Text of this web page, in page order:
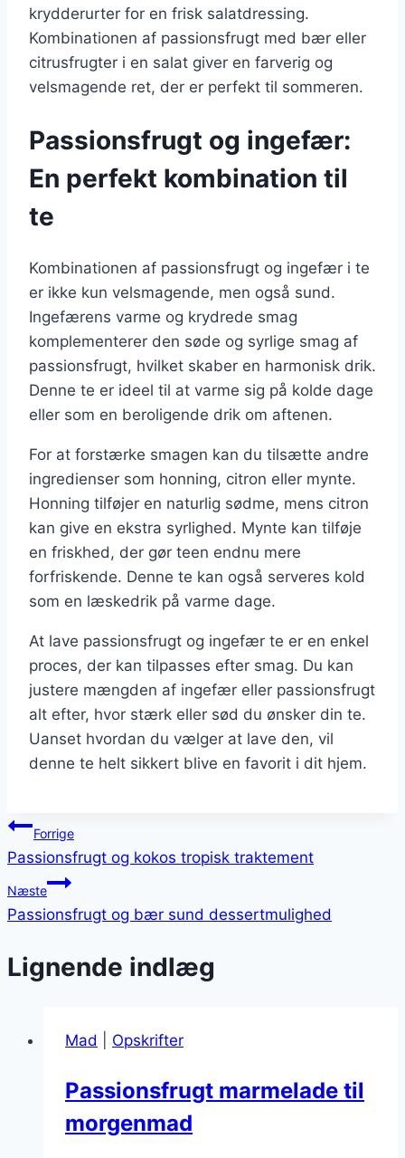
krydderurter for en frisk salatdressing.
Kombinationen af passionsfrugt med bær eller
citrusfrugter i en salat giver en farverig og
velsmagende ret, der er perfekt til sommeren.
Passionsfrugt og ingefær:
En perfekt kombination til
te
Kombinationen af passionsfrugt og ingefær i te
er ikke kun velsmagende, men også sund.
Ingefærens varme og krydrede smag
komplementerer den søde og syrlige smag af
passionsfrugt, hvilket skaber en harmonisk drik.
Denne te er ideel til at varme sig på kolde dage
eller som en beroligende drik om aftenen.
For at forstærke smagen kan du tilsætte andre
ingredienser som honning, citron eller mynte.
Honning tilføjer en naturlig sødme, mens citron
kan give en ekstra syrlighed. Mynte kan tilføje
en friskhed, der gør teen endnu mere
forfriskende. Denne te kan også serveres kold
som en læskedrik på varme dage.
At lave passionsfrugt og ingefær te er en enkel
proces, der kan tilpasses efter smag. Du kan
justere mængden af ingefær eller passionsfrugt
alt efter, hvor stærk eller sød du ønsker din te.
Uanset hvordan du vælger at lave den, vil
denne te helt sikkert blive en favorit i dit hjem.
Indlægsnavigation
Forrige
Passionsfrugt og kokos tropisk traktement
Næste
Passionsfrugt og bær sund dessertmulighed
Lignende indlæg
Mad Opskrifter
Passionsfrugt marmelade til
morgenmad